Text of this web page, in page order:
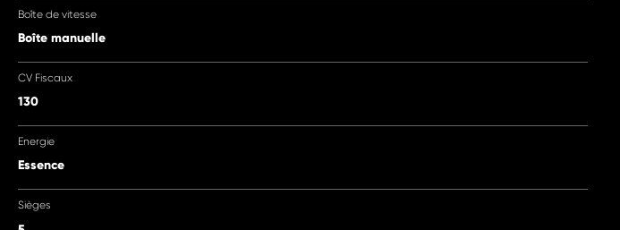
Boîte de vitesse
Boîte manuelle
CV Fiscaux
130
Energie
Essence
Sièges